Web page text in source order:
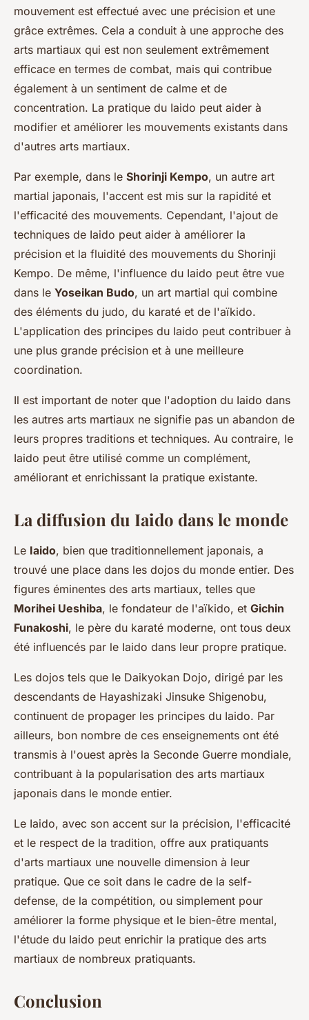
mouvement est effectué avec une précision et une
grâce extrêmes. Cela a conduit à une approche des
arts martiaux qui est non seulement extrêmement
efficace en termes de combat, mais qui contribue
également à un sentiment de calme et de
concentration. La pratique du Iaido peut aider à
modifier et améliorer les mouvements existants dans
d'autres arts martiaux.
Par exemple, dans le Shorinji Kempo, un autre art
martial japonais, l'accent est mis sur la rapidité et
l'efficacité des mouvements. Cependant, l'ajout de
techniques de Iaido peut aider à améliorer la
précision et la fluidité des mouvements du Shorinji
Kempo. De même, l'influence du Iaido peut être vue
dans le Yoseikan Budo, un art martial qui combine
des éléments du judo, du karaté et de l'aïkido.
L'application des principes du Iaido peut contribuer à
une plus grande précision et à une meilleure
coordination.
Il est important de noter que l'adoption du Iaido dans
les autres arts martiaux ne signifie pas un abandon de
leurs propres traditions et techniques. Au contraire, le
Iaido peut être utilisé comme un complément,
améliorant et enrichissant la pratique existante.
La diffusion du Iaido dans le monde
Le Iaido, bien que traditionnellement japonais, a
trouvé une place dans les dojos du monde entier. Des
figures éminentes des arts martiaux, telles que
Morihei Ueshiba, le fondateur de l'aïkido, et Gichin
Funakoshi, le père du karaté moderne, ont tous deux
été influencés par le Iaido dans leur propre pratique.
Les dojos tels que le Daikyokan Dojo, dirigé par les
descendants de Hayashizaki Jinsuke Shigenobu,
continuent de propager les principes du Iaido. Par
ailleurs, bon nombre de ces enseignements ont été
transmis à l'ouest après la Seconde Guerre mondiale,
contribuant à la popularisation des arts martiaux
japonais dans le monde entier.
Le Iaido, avec son accent sur la précision, l'efficacité
et le respect de la tradition, offre aux pratiquants
d'arts martiaux une nouvelle dimension à leur
pratique. Que ce soit dans le cadre de la self-
defense, de la compétition, ou simplement pour
améliorer la forme physique et le bien-être mental,
l'étude du Iaido peut enrichir la pratique des arts
martiaux de nombreux pratiquants.
Conclusion